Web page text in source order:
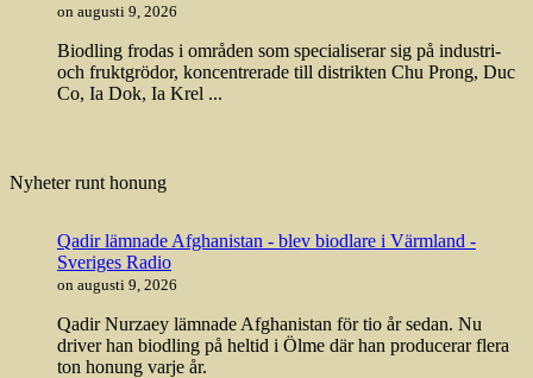
on augusti 9, 2026
Biodling frodas i områden som specialiserar sig på industri-
och fruktgrödor, koncentrerade till distrikten Chu Prong, Duc
Co, Ia Dok, Ia Krel ...
Nyheter runt honung
Qadir lämnade Afghanistan - blev biodlare i Värmland -
Sveriges Radio
on augusti 9, 2026
Qadir Nurzaey lämnade Afghanistan för tio år sedan. Nu
driver han biodling på heltid i Ölme där han producerar flera
ton honung varje år.